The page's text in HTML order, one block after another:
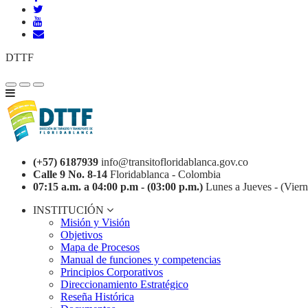
DTTF
(+57) 6187939 info@transitofloridablanca.gov.co
Calle 9 No. 8-14 Floridablanca - Colombia
07:15 a.m. a 04:00 p.m - (03:00 p.m.) Lunes a Jueves -
INSTITUCIÓN
Misión y Visión
Objetivos
Mapa de Procesos
Manual de funciones y competencias
Principios Corporativos
Direccionamiento Estratégico
Reseña Histórica